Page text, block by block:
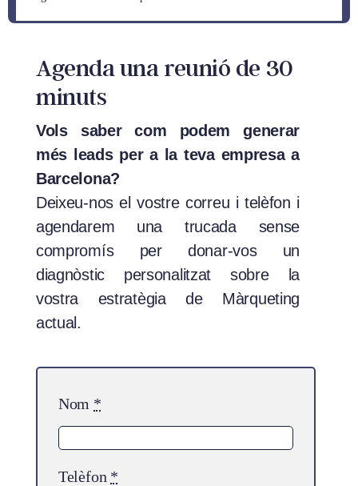
Agenda una reunió de 30
minuts
Vols saber com podem generar
més leads per a la teva empresa a
Barcelona?
Deixeu-nos el vostre correu i telèfon i
agendarem una trucada sense
compromís per donar-vos un
diagnòstic personalitzat sobre la
vostra estratègia de Màrqueting
actual.
Nom *
Telèfon *